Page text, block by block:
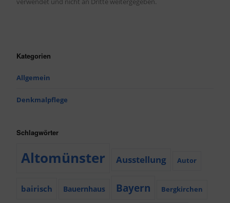
Kategorien
Allgemein
Denkmalpflege
Schlagwörter
Altomünster Ausstellung Autor
bairisch Bauernhaus Bayern Bergkirchen